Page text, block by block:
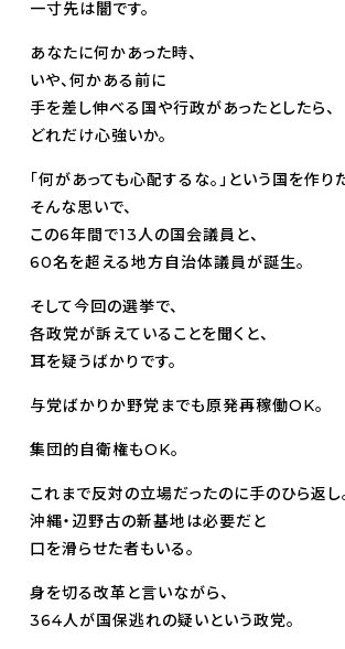
一寸先は闇です。
あなたに何かあった時、
いや、何かある前に
手を差し伸べる国や行政があったとしたら、
どれだけ心強いか。
「何があっても心配するな。」という国を作り
そんな思いで、
この6年間で13人の国会議員と、
60名を超える地方自治体議員が誕生。
そして今回の選挙で、
各政党が訴えていることを聞くと、
耳を疑うばかりです。
与党ばかりか野党までも原発再稼働OK。
集団的自衛権もOK。
これまで反対の立場だったのに手のひら返し
沖縄・辺野古の新基地は必要だと
口を滑らせた者もいる。
身を切る改革と言いながら、
364人が国保逃れの疑いという政党。